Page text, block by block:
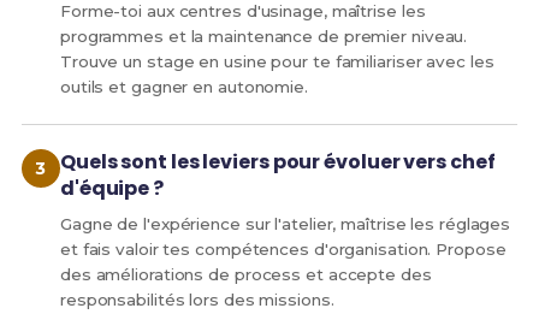
Forme-toi aux centres d'usinage, maîtrise les
programmes et la maintenance de premier niveau.
Trouve un stage en usine pour te familiariser avec les
outils et gagner en autonomie.
Quels sont les leviers pour évoluer vers chef
d'équipe ?
Gagne de l'expérience sur l'atelier, maîtrise les réglages
et fais valoir tes compétences d'organisation. Propose
des améliorations de process et accepte des
responsabilités lors des missions.